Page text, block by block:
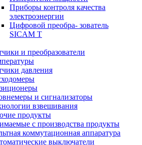
Приборы контроля качества
электроэнергии
Цифровой преобра- зователь
SICAM T
и преобразователи
давления
и сигнализаторы
взвешивания
продукты
с производства продукты
коммутационная аппаратура
выключатели